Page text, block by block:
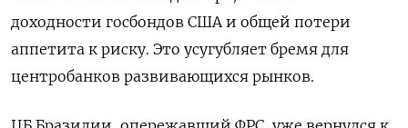
доходности госбондов США и общей потери
аппетита к риску. Это усугубляет бремя для
центробанков развивающихся рынков.